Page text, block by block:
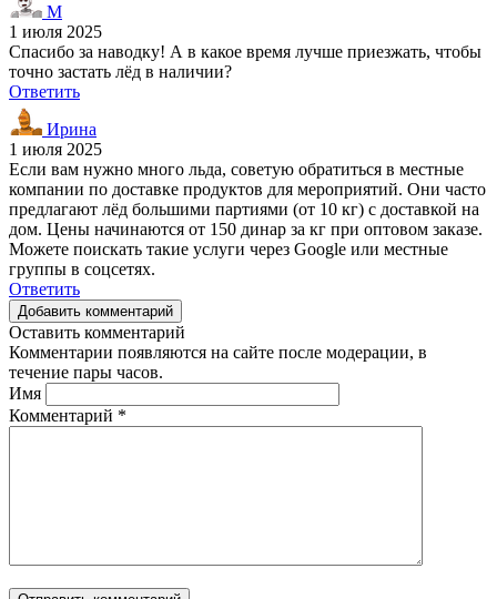
М
1 июля 2025
Спасибо за наводку! А в какое время лучше приезжать, чтобы
точно застать лёд в наличии?
Ответить
Ирина
1 июля 2025
Если вам нужно много льда, советую обратиться в местные
компании по доставке продуктов для мероприятий. Они часто
предлагают лёд большими партиями (от 10 кг) с доставкой на
дом. Цены начинаются от 150 динар за кг при оптовом заказе.
Можете поискать такие услуги через Google или местные
группы в соцсетях.
Ответить
Добавить комментарий
Оставить комментарий
Комментарии появляются на сайте после модерации, в
течение пары часов.
Имя
Комментарий *